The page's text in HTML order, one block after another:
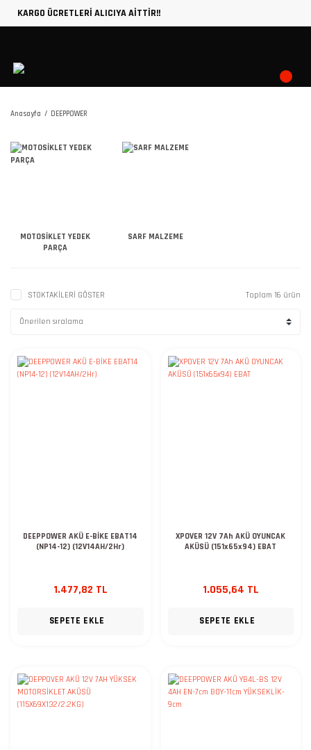
KARGO ÜCRETLERİ ALICIYA AİTTİR!!
Anasayfa DEEPPOWER
MOTOSİKLET YEDEK
PARÇA
SARF MALZEME
STOKTAKİLERİ GÖSTER Toplam 16 ürün
DEEPPOWER AKÜ E-BİKE EBAT14
(NP14-12) (12V14AH/2Hr)
1.477,82 TL
SEPETE EKLE
XPOVER 12V 7Ah AKÜ OYUNCAK
AKÜSÜ (151x65x94) EBAT
1.055,64 TL
SEPETE EKLE